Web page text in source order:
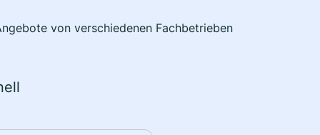
von verschiedenen Fachbetrieben